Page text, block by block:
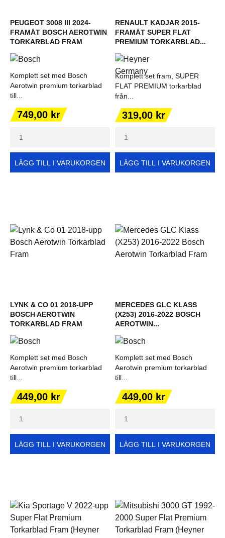
PEUGEOT 3008 III 2024-
FRAMÅT BOSCH AEROTWIN
TORKARBLAD FRAM
Komplett set med Bosch
Aerotwin premium torkarblad
till...
Pris
749,00 kr
LÄGG TILL I VARUKORGEN
RENAULT KADJAR 2015-
FRAMÅT SUPER FLAT
PREMIUM TORKARBLAD...
Komplett set fram, SUPER
FLAT PREMIUM torkarblad
från...
Pris
319,00 kr
LÄGG TILL I VARUKORGEN
LYNK & CO 01 2018-UPP
BOSCH AEROTWIN
TORKARBLAD FRAM
Komplett set med Bosch
Aerotwin premium torkarblad
till...
Pris
449,00 kr
LÄGG TILL I VARUKORGEN
MERCEDES GLC KLASS
(X253) 2016-2022 BOSCH
AEROTWIN...
Komplett set med Bosch
Aerotwin premium torkarblad
till...
Pris
449,00 kr
LÄGG TILL I VARUKORGEN